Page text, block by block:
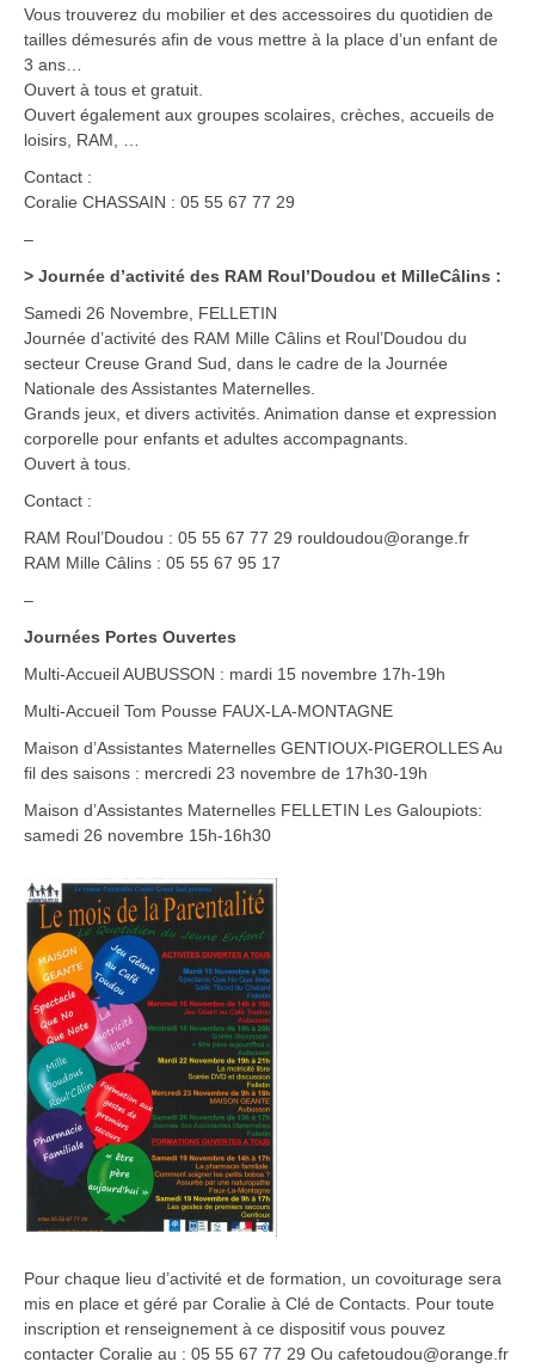
Vous trouverez du mobilier et des accessoires du quotidien de
tailles démesurés afin de vous mettre à la place d’un enfant de
3 ans…
Ouvert à tous et gratuit.
Ouvert également aux groupes scolaires, crèches, accueils de
loisirs, RAM, …
Contact :
Coralie CHASSAIN : 05 55 67 77 29
–
> Journée d’activité des RAM Roul’Doudou et MilleCâlins :
Samedi 26 Novembre, FELLETIN
Journée d’activité des RAM Mille Câlins et Roul’Doudou du
secteur Creuse Grand Sud, dans le cadre de la Journée
Nationale des Assistantes Maternelles.
Grands jeux, et divers activités. Animation danse et expression
corporelle pour enfants et adultes accompagnants.
Ouvert à tous.
Contact :
RAM Roul’Doudou : 05 55 67 77 29 rouldoudou@orange.fr
RAM Mille Câlins : 05 55 67 95 17
–
Journées Portes Ouvertes
Multi-Accueil AUBUSSON : mardi 15 novembre 17h-19h
Multi-Accueil Tom Pousse FAUX-LA-MONTAGNE
Maison d’Assistantes Maternelles GENTIOUX-PIGEROLLES Au
fil des saisons : mercredi 23 novembre de 17h30-19h
Maison d’Assistantes Maternelles FELLETIN Les Galoupiots:
samedi 26 novembre 15h-16h30
Pour chaque lieu d’activité et de formation, un covoiturage sera
mis en place et géré par Coralie à Clé de Contacts. Pour toute
inscription et renseignement à ce dispositif vous pouvez
contacter Coralie au : 05 55 67 77 29 Ou cafetoudou@orange.fr